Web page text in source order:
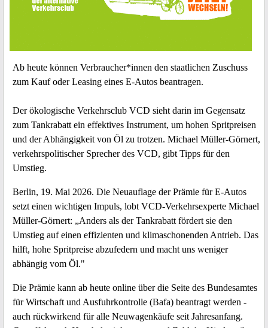
Ab heute können Verbraucher*innen den staatlichen Zuschuss
zum Kauf oder Leasing eines E-Autos beantragen.
Der ökologische Verkehrsclub VCD sieht darin im Gegensatz
zum Tankrabatt ein effektives Instrument, um hohen Spritpreisen
und der Abhängigkeit von Öl zu trotzen. Michael Müller-Görnert,
verkehrspolitischer Sprecher des VCD, gibt Tipps für den
Umstieg.
Berlin, 19. Mai 2026. Die Neuauflage der Prämie für E-Autos
setzt einen wichtigen Impuls, lobt VCD-Verkehrsexperte Michael
Müller-Görnert: „Anders als der Tankrabatt fördert sie den
Umstieg auf einen effizienten und klimaschonenden Antrieb. Das
hilft, hohe Spritpreise abzufedern und macht uns weniger
abhängig vom Öl."
Die Prämie kann ab heute online über die Seite des Bundesamtes
für Wirtschaft und Ausfuhrkontrolle (Bafa) beantragt werden -
auch rückwirkend für alle Neuwagenkäufe seit Jahresanfang.